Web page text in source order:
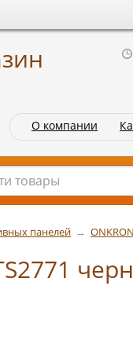
О компании
панелей →